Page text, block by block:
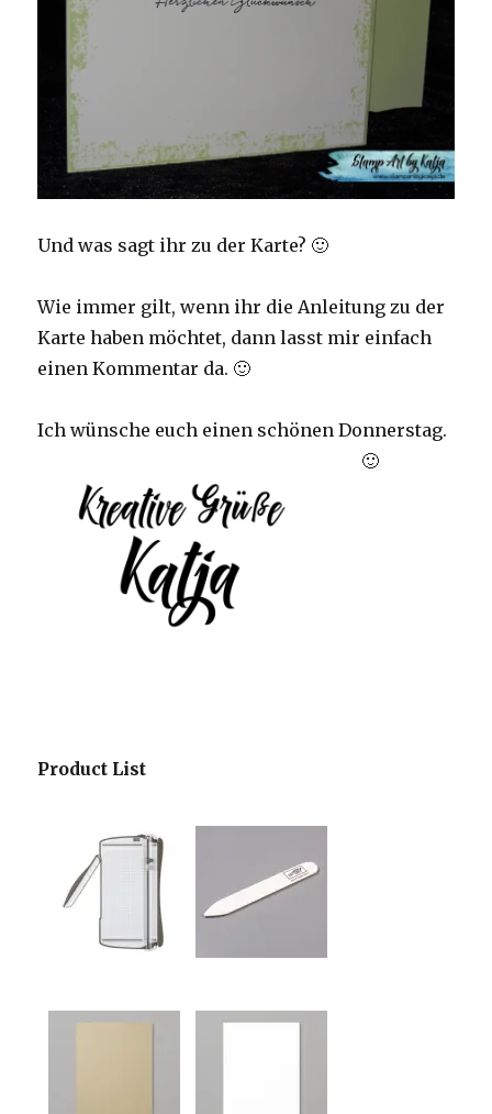
Und was sagt ihr zu der Karte? 🙂
Wie immer gilt, wenn ihr die Anleitung zu der
Karte haben möchtet, dann lasst mir einfach
einen Kommentar da. 🙂
Ich wünsche euch einen schönen Donnerstag.
🙂
Product List